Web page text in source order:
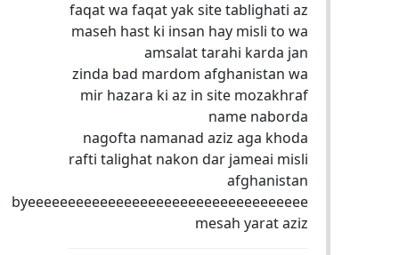
faqat wa faqat yak site tablighati az
maseh hast ki insan hay misli to wa
amsalat tarahi karda jan
zinda bad mardom afghanistan wa
mir hazara ki az in site mozakhraf
name naborda
nagofta namanad aziz aga khoda
rafti talighat nakon dar jameai misli
afghanistan
byeeeeeeeeeeeeeeeeeeeeeeeeeeeeeeeeeee
mesah yarat aziz